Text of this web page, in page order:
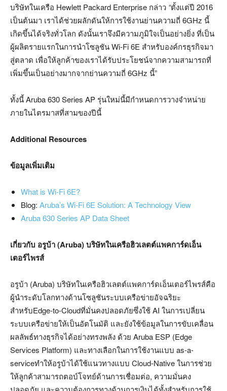
บริษัทในเครือ Hewlett Packard Enterprise กล่าว “ตั้งแต่ปี 2016
เป็นต้นมา เราได้ช่วยผลักดันให้การใช้งานย่านความถี่ 6GHz นี้
เกิดขึ้นได้จริงทั่วโลก ดังนั้นเราจึงมีความภูมิใจเป็นอย่างยิ่ง ที่เป็น
ผู้ผลิตรายแรกในการนำโซลูชัน Wi-Fi 6E สำหรับองค์กรธุรกิจมา
สู่ตลาด เพื่อให้ลูกค้าของเราได้รับประโยชน์จากความสามารถที่
เพิ่มขึ้นเป็นอย่างมากจากย่านความถี่ 6GHz นี้”
ทั้งนี้ Aruba 630 Series AP รุ่นใหม่นี้มีกำหนดการวางจำหน่าย
ภายในไตรมาสที่สามของปีนี้
Additional Resources
ข้อมูลเพิ่มเติม
What is Wi-Fi 6E?
Blog: Aruba’s Wi-Fi 6E Solution: A Technology View
Aruba 630 Series AP Data Sheet
เกี่ยวกับ อรูบ้า(Aruba) บริษัทในเครือฮิวเลตต์แพคการ์ดเอ็น
เตอร์ไพรส์
อรูบ้า (Aruba) บริษัทในเครือฮิวเลตต์แพคการ์ดเอ็นเตอร์ไพรส์คือ
ผู้นำระดับโลกทางด้านโซลูชันระบบเครือข่ายอัจฉริยะ
สำหรับEdge-to-Cloudที่มั่นคงปลอดภัยซึ่งใช้ AI ในการเปลี่ยน
ระบบเครือข่ายให้เป็นอัตโนมัติ และยังใช้ข้อมูลในการขับเคลื่อน
ผลลัพธ์ทางธุรกิจได้อย่างทรงพลัง ด้วย Aruba ESP (Edge
Services Platform) และทางเลือกในการใช้งานแบบ as-a-
serviceทำให้อรูบ้าได้ใช้แนวทางแบบ Cloud-Native ในการช่วย
ให้ลูกค้าสามารถตอบ์โจทย์ด้านการเชื่อมต่อ, ความมั่นคง